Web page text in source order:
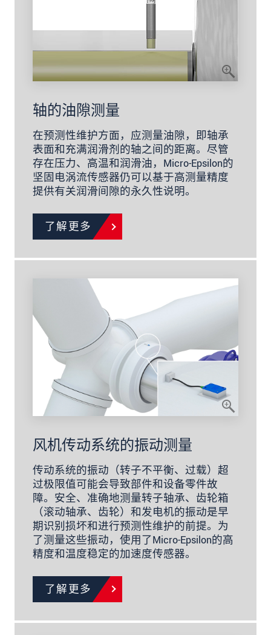
轴的油隙测量
在预测性维护方面，应测量油隙，即轴承
表面和充满润滑剂的轴之间的距离。尽管
存在压力、高温和润滑油，Micro-Epsilon的
坚固电涡流传感器仍可以基于高测量精度
提供有关润滑间隙的永久性说明。
了解更多
风机传动系统的振动测量
传动系统的振动（转子不平衡、过载）超
过极限值可能会导致部件和设备零件故
障。安全、准确地测量转子轴承、齿轮箱
（滚动轴承、齿轮）和发电机的振动是早
期识别损坏和进行预测性维护的前提。为
了测量这些振动，使用了Micro-Epsilon的高
精度和温度稳定的加速度传感器。
了解更多